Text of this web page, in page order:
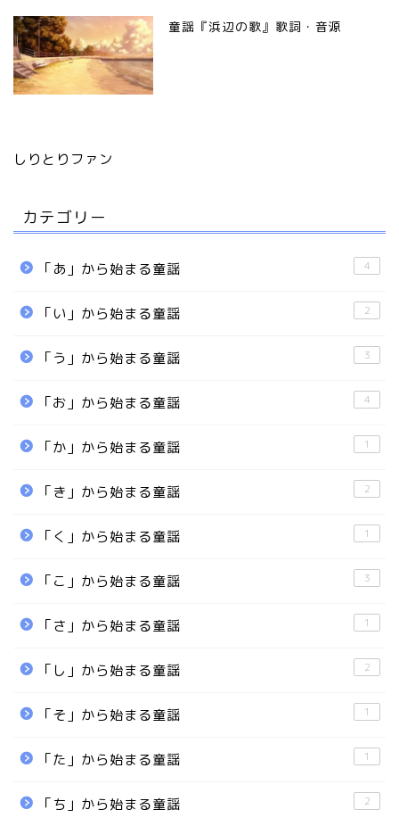
童謡『浜辺の歌』歌詞・音源
しりとりファン
カテゴリー
「あ」から始まる童謡 4
「い」から始まる童謡 2
「う」から始まる童謡 3
「お」から始まる童謡 4
「か」から始まる童謡 1
「き」から始まる童謡 2
「く」から始まる童謡 1
「こ」から始まる童謡 3
「さ」から始まる童謡 1
「し」から始まる童謡 2
「そ」から始まる童謡 1
「た」から始まる童謡 1
「ち」から始まる童謡 2